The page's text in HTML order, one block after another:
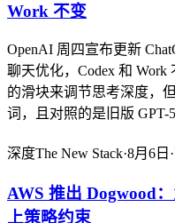
Work 不变
OpenAI 周四宣布更新
聊天优化，Codex 和 Work
的滑块来调节思考深度，
词，且对照的是旧版 GPT-
深度The New Stack·8月6日 ·
AWS 推出 Dogwood
上策略约束